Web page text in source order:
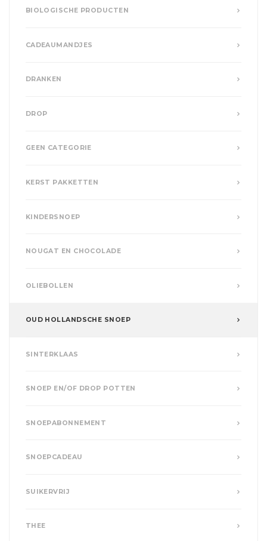
BIOLOGISCHE PRODUCTEN
CADEAUMANDJES
DRANKEN
DROP
GEEN CATEGORIE
KERST PAKKETTEN
KINDERSNOEP
NOUGAT EN CHOCOLADE
OLIEBOLLEN
OUD HOLLANDSCHE SNOEP
SINTERKLAAS
SNOEP EN/OF DROP POTTEN
SNOEPABONNEMENT
SNOEPCADEAU
SUIKERVRIJ
THEE